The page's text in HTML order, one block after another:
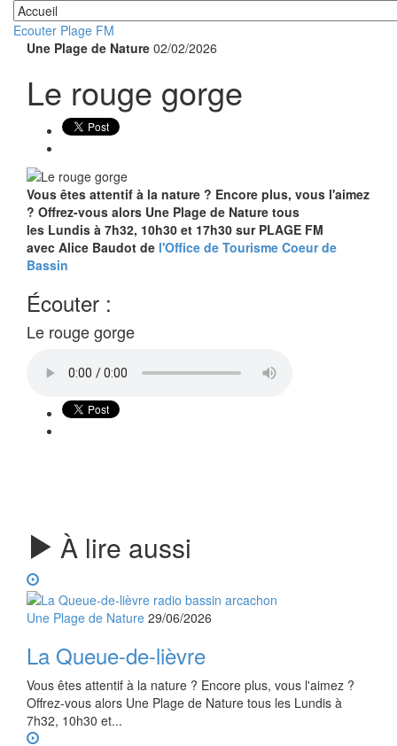
Ecouter Plage FM
Une Plage de Nature 02/02/2026
Le rouge gorge
Vous êtes attentif à la nature ? Encore plus, vous l'aimez
? Offrez-vous alors Une Plage de Nature tous
les Lundis à 7h32, 10h30 et 17h30 sur PLAGE FM
avec Alice Baudot de l'Office de Tourisme Coeur de
Bassin
Écouter :
Le rouge gorge
À lire aussi
Une Plage de Nature 29/06/2026
La Queue-de-lièvre
Vous êtes attentif à la nature ? Encore plus, vous l'aimez ?
Offrez-vous alors Une Plage de Nature tous les Lundis à
7h32, 10h30 et...